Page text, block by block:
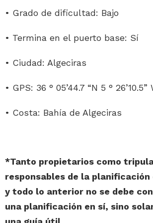
• Grado de dificultad: Bajo
• Termina en el puerto base: Sí
• Ciudad: Algeciras
• GPS: 36 ° 05’44.7 “N 5 ° 26’10.5”
• Costa: Bahía de Algeciras
*Tanto propietarios como
responsables de la
y todo lo anterior no se debe
una planificación en sí, sino